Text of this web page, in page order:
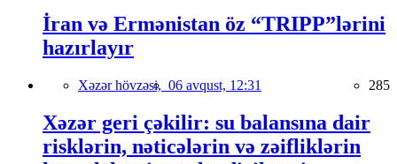
İran və Ermənistan öz “TRIPP”lərini
hazırlayır
Xəzər hövzəsi, 06 avqust, 12:31 285
Xəzər geri çəkilir: su balansına dair
risklərin, nəticələrin və zəifliklərin